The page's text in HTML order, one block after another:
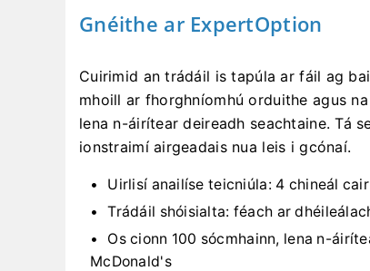
Gnéithe ar ExpertOption
Cuirimid an trádáil is tapúla ar fáil ag
mhoill ar fhorghníomhú orduithe agus
lena n-áirítear deireadh seachtaine. Tá
ionstraimí airgeadais nua leis i gcónaí.
Uirlisí anailíse teicniúla: 4 chineál
Trádáil shóisialta: féach ar
Os cionn 100 sócmhainn, lena n-
McDonald's